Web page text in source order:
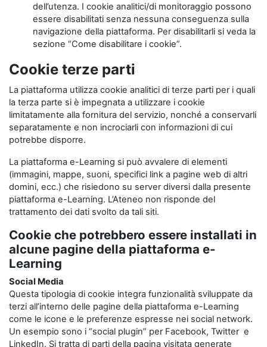
dell’utenza. I cookie analitici/di monitoraggio possono
essere disabilitati senza nessuna conseguenza sulla
navigazione della piattaforma. Per disabilitarli si veda la
sezione “Come disabilitare i cookie”.
Cookie terze parti
La piattaforma utilizza cookie analitici di terze parti per i quali
la terza parte si è impegnata a utilizzare i cookie
limitatamente alla fornitura del servizio, nonché a conservarli
separatamente e non incrociarli con informazioni di cui
potrebbe disporre.
La piattaforma e-Learning si può avvalere di elementi
(immagini, mappe, suoni, specifici link a pagine web di altri
domini, ecc.) che risiedono su server diversi dalla presente
piattaforma e-Learning. L’Ateneo non risponde del
trattamento dei dati svolto da tali siti.
Cookie che potrebbero essere installati in
alcune pagine della piattaforma e-
Learning
Social Media
Questa tipologia di cookie integra funzionalità sviluppate da
terzi all’interno delle pagine della piattaforma e-Learning
come le icone e le preferenze espresse nei social network.
Un esempio sono i “social plugin” per Facebook, Twitter e
LinkedIn. Si tratta di parti della pagina visitata generate